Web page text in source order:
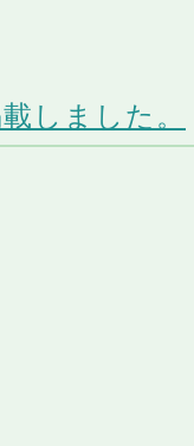
しました。